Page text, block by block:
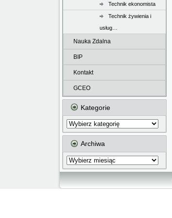
Technik ekonomista
Technik żywienia i
usług…
Nauka Zdalna
BIP
Kontakt
GCEO
Kategorie
Kategorie
Archiwa
Archiwa